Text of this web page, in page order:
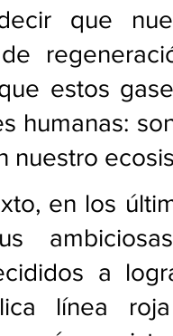
que
estos
humanas:
nuestro
en los
a
línea